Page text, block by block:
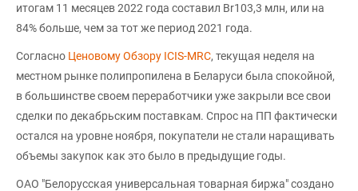
итогам 11 месяцев 2022 года составил Br103,3 млн, или на
84% больше, чем за тот же период 2021 года.
Согласно Ценовому Обзору ICIS-MRC, текущая неделя на
местном рынке полипропилена в Беларуси была спокойной,
в большинстве своем переработчики уже закрыли все свои
сделки по декабрьским поставкам. Спрос на ПП фактически
остался на уровне ноября, покупатели не стали наращивать
объемы закупок как это было в предыдущие годы.
ОАО "Белорусская универсальная товарная биржа" создано